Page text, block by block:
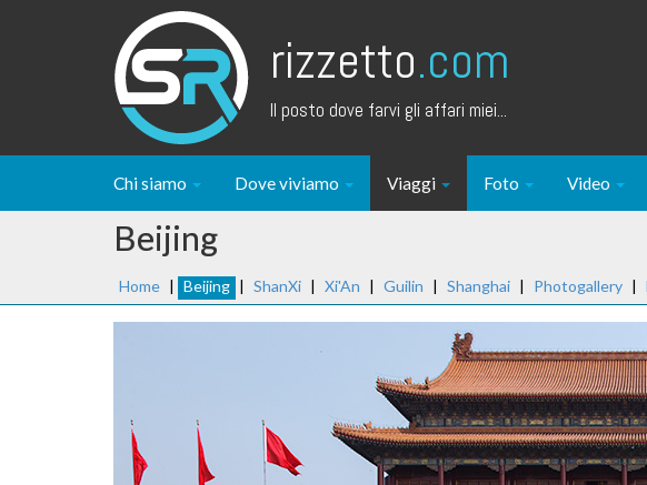
rizzetto.com
Il posto dove farvi gli affari miei...
Chi siamo Dove viviamo Viaggi Foto Video
Beijing
Home | Beijing | ShanXi | Xi'An | Guilin | Shanghai | Photogallery |